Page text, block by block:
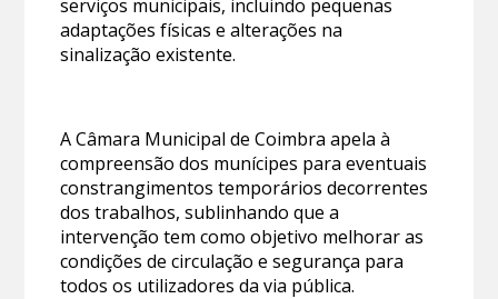
serviços municipais, incluindo pequenas
adaptações físicas e alterações na
sinalização existente.
A Câmara Municipal de Coimbra apela à
compreensão dos munícipes para eventuais
constrangimentos temporários decorrentes
dos trabalhos, sublinhando que a
intervenção tem como objetivo melhorar as
condições de circulação e segurança para
todos os utilizadores da via pública.